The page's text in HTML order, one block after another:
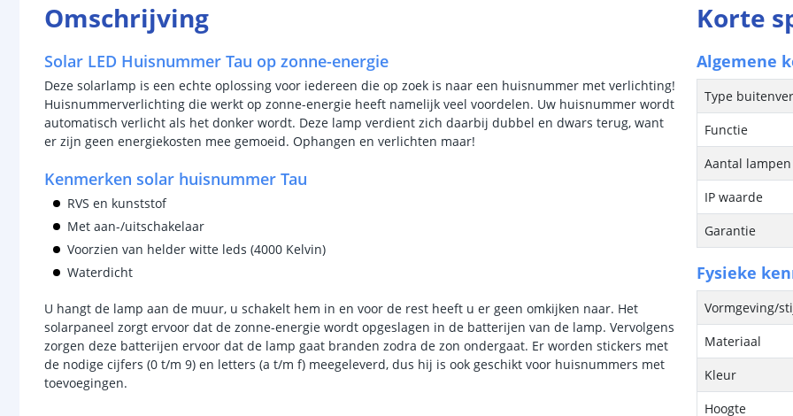
Omschrijving
Solar LED Huisnummer Tau op zonne-energie
Deze solarlamp is een echte oplossing voor iedereen die op zoek is naar een huisnummer met verlichting!
Huisnummerverlichting die werkt op zonne-energie heeft namelijk veel voordelen. Uw huisnummer wordt
automatisch verlicht als het donker wordt. Deze lamp verdient zich daarbij dubbel en dwars terug, want
er zijn geen energiekosten mee gemoeid. Ophangen en verlichten maar!
Kenmerken solar huisnummer Tau
RVS en kunststof
Met aan-/uitschakelaar
Voorzien van helder witte leds (4000 Kelvin)
Waterdicht
U hangt de lamp aan de muur, u schakelt hem in en voor de rest heeft u er geen omkijken naar. Het
solarpaneel zorgt ervoor dat de zonne-energie wordt opgeslagen in de batterijen van de lamp. Vervolgens
zorgen deze batterijen ervoor dat de lamp gaat branden zodra de zon ondergaat. Er worden stickers met
de nodige cijfers (0 t/m 9) en letters (a t/m f) meegeleverd, dus hij is ook geschikt voor huisnummers met
toevoegingen.
Korte
Algemene
Type
Functie
Aantal
IP waarde
Garantie
Fysieke
Vormgeving/
Materiaal
Kleur
Hoogte